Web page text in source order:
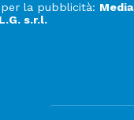
la pubblicità: Media
L.G. s.r.l.